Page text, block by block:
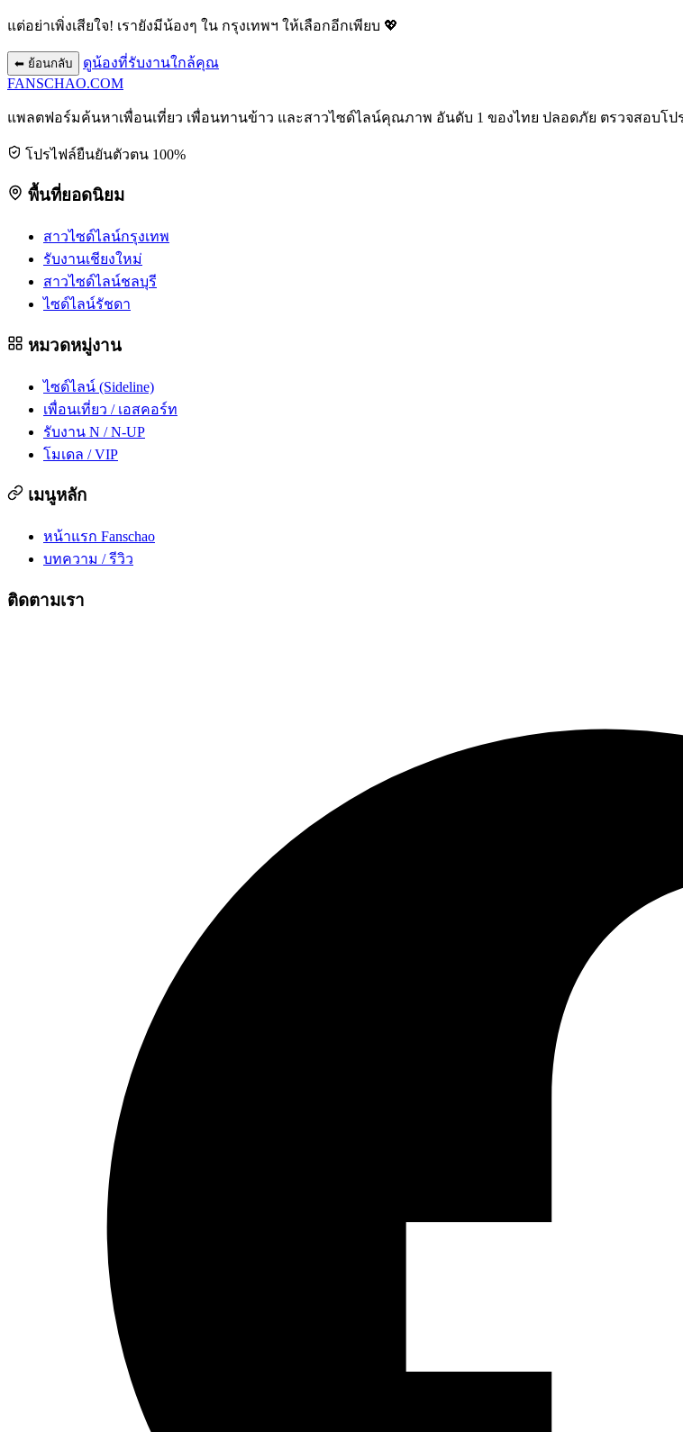
แต่อย่าเพิ่งเสียใจ! เรายังมีน้องๆ ใน กรุงเทพฯ ให้เลือกอีกเพียบ 💖
⬅ ย้อนกลับ
ดูน้องที่รับงานใกล้คุณ
FANSCHAO.COM
แพลตฟอร์มค้นหาเพื่อนเที่ยว เพื่อนทานข้าว และสาวไซด์ไลน์คุณภาพ อันดับ 1 ของไทย ปลอดภัย ตรวจสอบโป
โปรไฟล์ยืนยันตัวตน 100%
พื้นที่ยอดนิยม
สาวไซด์ไลน์กรุงเทพ
รับงานเชียงใหม่
สาวไซด์ไลน์ชลบุรี
ไซด์ไลน์รัชดา
หมวดหมู่งาน
ไซด์ไลน์ (Sideline)
เพื่อนเที่ยว / เอสคอร์ท
รับงาน N / N-UP
โมเดล / VIP
เมนูหลัก
หน้าแรก Fanschao
บทความ / รีวิว
ติดตามเรา